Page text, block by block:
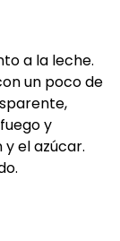
a la leche.
un poco de
y
el azúcar.